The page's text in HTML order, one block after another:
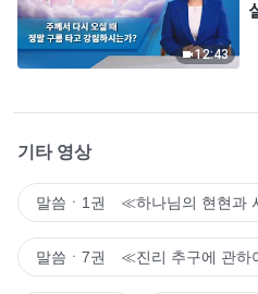
12:43
기타 영상
말씀ㆍ1권 ≪하나님의 현현과
말씀ㆍ7권 ≪진리 추구에 관하